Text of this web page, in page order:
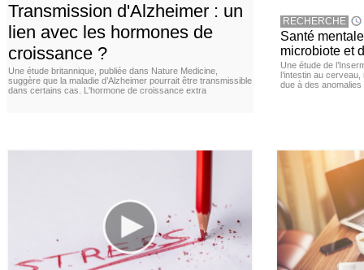
Transmission d'Alzheimer : un
lien avec les hormones de
croissance ?
Une étude britannique, publiée dans Nature Medicine,
suggère que la maladie d’Alzheimer pourrait être transmissible
dans certains cas. L'hormone de croissance extra
RECHERCHE
Santé
microbiote et
Une étude de
l’intestin au
due à des